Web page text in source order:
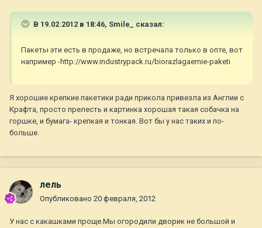
В 19.02.2012 в 18:46, Smile_ сказал:
Пакеты эти есть в продаже, но встречала только в опте, вот
например -http://www.industrypack.ru/biorazlagaemie-paketi
Я хорошие крепкие пакетики ради прикола привезла из Англии с
Крафта, просто прелесть и картинка хорошая такая собачка на
горшке, и бумага- крепкая и тонкая. Вот бы у нас таких и по-
больше.
лель
Опубликовано 20 февраля, 2012
У нас с какашками проще.Мы огородили дворик не большой и